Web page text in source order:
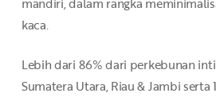
kaca.
Lebih dari 86% dari perkebunan
Sumatera Utara, Riau & Jambi